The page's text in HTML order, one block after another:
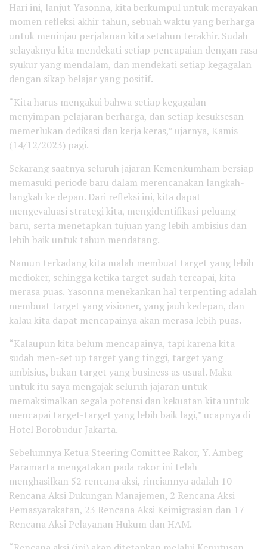
Hari ini, lanjut Yasonna, kita berkumpul untuk merayakan
momen refleksi akhir tahun, sebuah waktu yang berharga
untuk meninjau perjalanan kita setahun terakhir. Sudah
selayaknya kita mendekati setiap pencapaian dengan rasa
syukur yang mendalam, dan mendekati setiap kegagalan
dengan sikap belajar yang positif.
“Kita harus mengakui bahwa setiap kegagalan
menyimpan pelajaran berharga, dan setiap kesuksesan
memerlukan dedikasi dan kerja keras,” ujarnya, Kamis
(14/12/2023) pagi.
Sekarang saatnya seluruh jajaran Kemenkumham bersiap
memasuki periode baru dalam merencanakan langkah-
langkah ke depan. Dari refleksi ini, kita dapat
mengevaluasi strategi kita, mengidentifikasi peluang
baru, serta menetapkan tujuan yang lebih ambisius dan
lebih baik untuk tahun mendatang.
Namun terkadang kita malah membuat target yang lebih
medioker, sehingga ketika target sudah tercapai, kita
merasa puas. Yasonna menekankan hal terpenting adalah
membuat target yang visioner, yang jauh kedepan, dan
kalau kita dapat mencapainya akan merasa lebih puas.
“Kalaupun kita belum mencapainya, tapi karena kita
sudah men-set up target yang tinggi, target yang
ambisius, bukan target yang business as usual. Maka
untuk itu saya mengajak seluruh jajaran untuk
memaksimalkan segala potensi dan kekuatan kita untuk
mencapai target-target yang lebih baik lagi,” ucapnya di
Hotel Borobudur Jakarta.
Sebelumnya Ketua Steering Comittee Rakor, Y. Ambeg
Paramarta mengatakan pada rakor ini telah
menghasilkan 52 rencana aksi, rinciannya adalah 10
Rencana Aksi Dukungan Manajemen, 2 Rencana Aksi
Pemasyarakatan, 23 Rencana Aksi Keimigrasian dan 17
Rencana Aksi Pelayanan Hukum dan HAM.